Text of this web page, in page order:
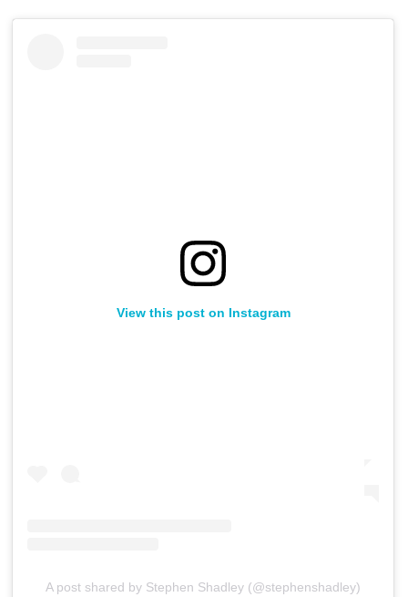
View this post on Instagram
A post shared by Stephen Shadley (@stephenshadley)